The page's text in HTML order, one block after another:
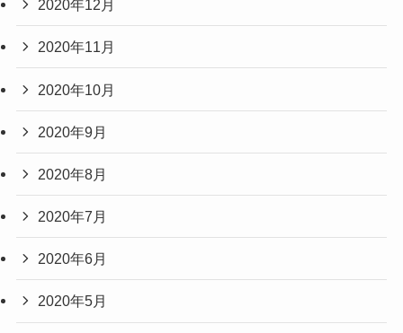
2020年12月
2020年11月
2020年10月
2020年9月
2020年8月
2020年7月
2020年6月
2020年5月